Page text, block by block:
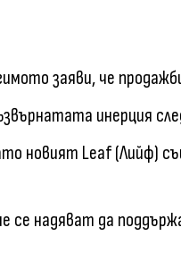
заяви, че
инерция
новият Leaf (Лийф)
се надяват да